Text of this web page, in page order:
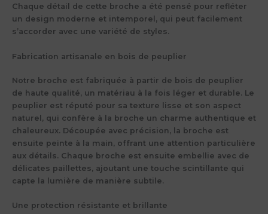
Chaque détail de cette broche a été pensé pour refléter
un design moderne et intemporel, qui peut facilement
s’accorder avec une variété de styles.
Fabrication artisanale en bois de peuplier
Notre broche est fabriquée à partir de bois de peuplier
de haute qualité, un matériau à la fois léger et durable. Le
peuplier est réputé pour sa texture lisse et son aspect
naturel, qui confère à la broche un charme authentique et
chaleureux. Découpée avec précision, la broche est
ensuite peinte à la main, offrant une attention particulière
aux détails. Chaque broche est ensuite embellie avec de
délicates paillettes, ajoutant une touche scintillante qui
capte la lumière de manière subtile.
Une protection résistante et brillante